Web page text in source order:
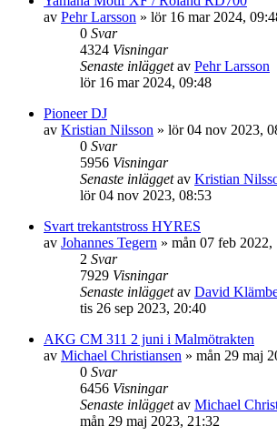
av Pehr Larsson » lör 16 mar 2024,
0 Svar
4324 Visningar
Senaste inläggetav Pehr Larsson
lör 16 mar 2024, 09:48
Pioneer DJ
av Kristian Nilsson » lör 04 nov 2023,
0 Svar
5956 Visningar
Senaste inläggetav Kristian
lör 04 nov 2023, 08:53
Svart trekantstross HYRES
av Johannes Tegern » mån 07 feb 2022,
2 Svar
7929 Visningar
Senaste inläggetav David
tis 26 sep 2023, 20:40
AKG CM 311 2 juni i Malmötrakten
av Michael Christiansen » mån 29 maj
0 Svar
6456 Visningar
Senaste inläggetav Michael
mån 29 maj 2023, 21:32